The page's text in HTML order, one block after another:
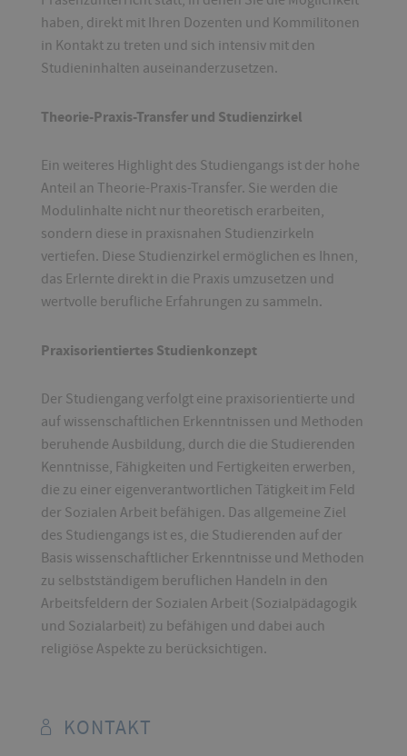
haben, direkt mit Ihren Dozenten und Kommilitonen
in Kontakt zu treten und sich intensiv mit den
Studieninhalten auseinanderzusetzen.
Theorie-Praxis-Transfer und Studienzirkel
Ein weiteres Highlight des Studiengangs ist der hohe
Anteil an Theorie-Praxis-Transfer. Sie werden die
Modulinhalte nicht nur theoretisch erarbeiten,
sondern diese in praxisnahen Studienzirkeln
vertiefen. Diese Studienzirkel ermöglichen es Ihnen,
das Erlernte direkt in die Praxis umzusetzen und
wertvolle berufliche Erfahrungen zu sammeln.
Praxisorientiertes Studienkonzept
Der Studiengang verfolgt eine praxisorientierte und
auf wissenschaftlichen Erkenntnissen und Methoden
beruhende Ausbildung, durch die die Studierenden
Kenntnisse, Fähigkeiten und Fertigkeiten erwerben,
die zu einer eigenverantwortlichen Tätigkeit im Feld
der Sozialen Arbeit befähigen. Das allgemeine Ziel
des Studiengangs ist es, die Studierenden auf der
Basis wissenschaftlicher Erkenntnisse und Methoden
zu selbstständigem beruflichen Handeln in den
Arbeitsfeldern der Sozialen Arbeit (Sozialpädagogik
und Sozialarbeit) zu befähigen und dabei auch
religiöse Aspekte zu berücksichtigen.
KONTAKT